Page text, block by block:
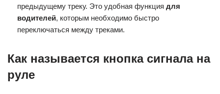
предыдущему треку. Это удобная функция для
водителей, которым необходимо быстро
переключаться между треками.
Как называется кнопка сигнала на
руле